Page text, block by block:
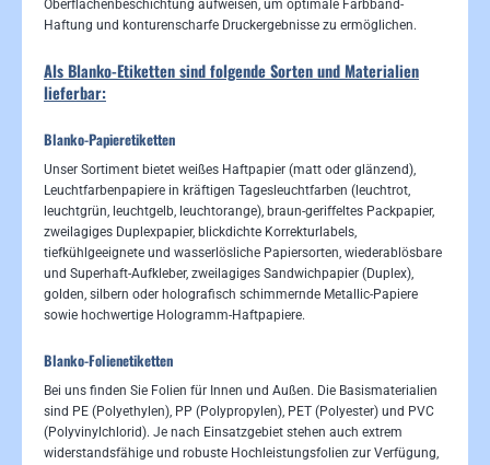
Oberflächenbeschichtung aufweisen, um optimale Farbband-
Haftung und konturenscharfe Druckergebnisse zu ermöglichen.
Als Blanko-Etiketten sind folgende Sorten und Materialien
lieferbar:
Blanko-Papieretiketten
Unser Sortiment bietet weißes Haftpapier (matt oder glänzend),
Leuchtfarbenpapiere in kräftigen Tagesleuchtfarben (leuchtrot,
leuchtgrün, leuchtgelb, leuchtorange), braun-geriffeltes Packpapier,
zweilagiges Duplexpapier, blickdichte Korrekturlabels,
tiefkühlgeeignete und wasserlösliche Papiersorten, wiederablösbare
und Superhaft-Aufkleber, zweilagiges Sandwichpapier (Duplex),
golden, silbern oder holografisch schimmernde Metallic-Papiere
sowie hochwertige Hologramm-Haftpapiere.
Blanko-Folienetiketten
Bei uns finden Sie Folien für Innen und Außen. Die Basismaterialien
sind PE (Polyethylen), PP (Polypropylen), PET (Polyester) und PVC
(Polyvinylchlorid). Je nach Einsatzgebiet stehen auch extrem
widerstandsfähige und robuste Hochleistungsfolien zur Verfügung,